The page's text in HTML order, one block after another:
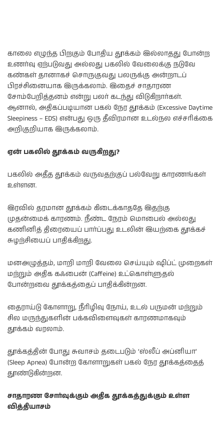
காலை எழுந்த பிறகும் போதிய தூக்கம் இல்லாதது போன்ற
உணர்வு ஏற்படுவது அல்லது பகலில் வேலைக்கு நடுவே
கண்கள் தானாகச் சொருகுவது பலருக்கு அன்றாடப்
பிரச்சினையாக இருக்கலாம். இதைச் சாதாரண
சோம்பேறித்தனம் என்று பலர் கடந்து விடுகிறார்கள்.
ஆனால், அதிகப்படியான பகல் நேர தூக்கம் (Excessive Daytime
Sleepiness – EDS) என்பது ஒரு தீவிரமான உடல்நல எச்சரிக்கை
அறிகுறியாக இருக்கலாம்.
ஏன் பகலில் தூக்கம் வருகிறது?
பகலில் அதீத தூக்கம் வருவதற்குப் பல்வேறு காரணங்கள்
உள்ளன.
இரவில் தரமான தூக்கம் கிடைக்காததே இதற்கு
முதன்மைக் காரணம். நீண்ட நேரம் மொபைல் அல்லது
கணினித் திரையைப் பார்ப்பது உடலின் இயற்கை தூக்கச்
சுழற்சியைப் பாதிக்கிறது.
மனஅழுத்தம், மாறி மாறி வேலை செய்யும் ஷிப்ட் முறைகள்
மற்றும் அதிக கஃபைன் (Caffeine) உட்கொள்ளுதல்
போன்றவை தூக்கத்தைப் பாதிக்கின்றன.
தைராய்டு கோளாறு, நீரிழிவு நோய், உடல் பருமன் மற்றும்
சில மருந்துகளின் பக்கவிளைவுகள் காரணமாகவும்
தூக்கம் வரலாம்.
தூக்கத்தின் போது சுவாசம் தடைபடும் ‘ஸ்லீப் அப்னியா’
(Sleep Apnea) போன்ற கோளாறுகள் பகல் நேர தூக்கத்தைத்
தூண்டுகின்றன.
சாதாரண சோர்வுக்கும் அதிக தூக்கத்துக்கும் உள்ள
வித்தியாசம்